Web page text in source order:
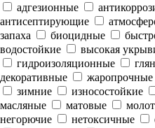
адгезионные
антисептирующие
запаха
биоцидные
водостойкие
высокая
гидроизоляционные
декоративные
жаропрочные
зимние
износостойкие
масляные
матовые
негорючие
нетоксичные